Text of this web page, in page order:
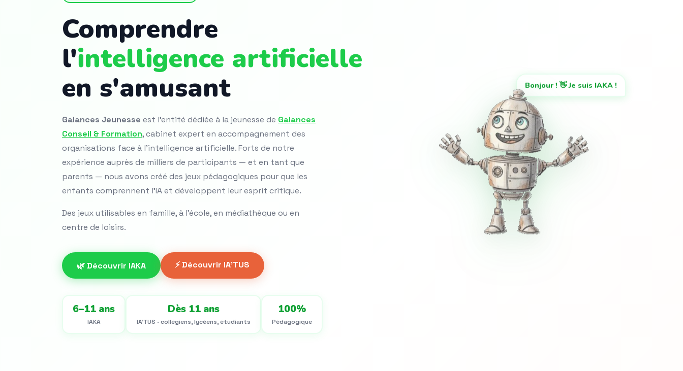
Comprendre
l'intelligence artificielle
en s'amusant
Galances Jeunesse est l'entité dédiée à la jeunesse de Galances
Conseil & Formation, cabinet expert en accompagnement des
organisations face à l'intelligence artificielle. Forts de notre
expérience auprès de milliers de participants — et en tant que
parents — nous avons créé des jeux pédagogiques pour que les
enfants comprennent l'IA et développent leur esprit critique.
Des jeux utilisables en famille, à l'école, en médiathèque ou en
centre de loisirs.
🌿 Découvrir IAKA ⚡ Découvrir IA'TUS
6–11 ans
IAKA
Dès 11 ans
IA'TUS · collégiens, lycéens, étudiants
100%
Pédagogique
Bonjour ! 👋 Je suis IAKA !